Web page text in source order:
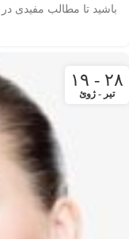
باشید تا مطالب مفیدی در
۲۸ - ۱۹
تیر - ژوئ